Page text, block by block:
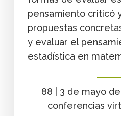
pensamiento criticó
propuestas
y evaluar el
estadística en
88 | 3 de mayo
conferencias